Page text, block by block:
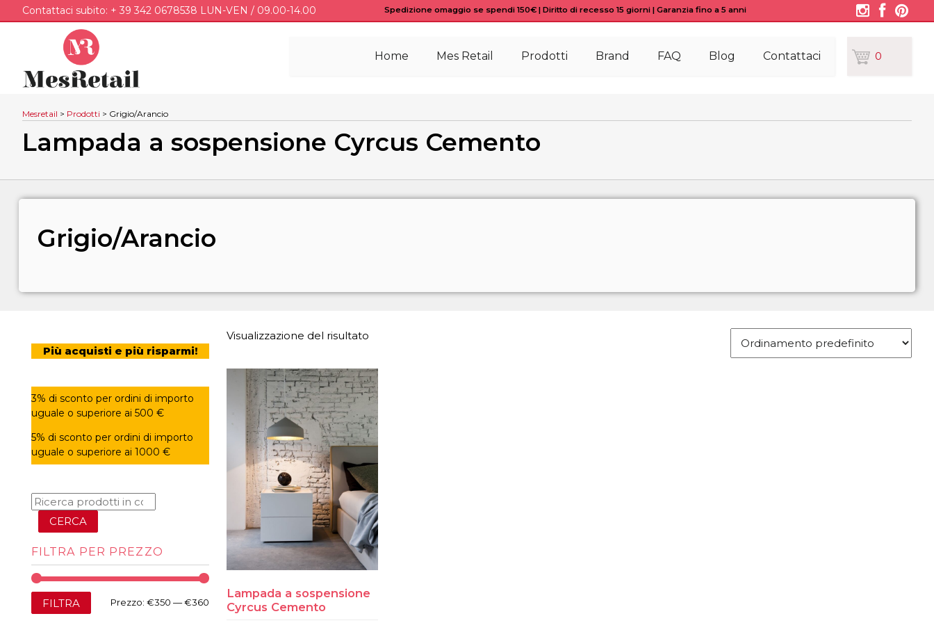
Contattaci subito: + 39 342 0678538 LUN-VEN / 09.00-14.00 Spedizione omaggio se spendi 150€ | Diritto di recesso 15 giorni | Garanzia fino a 5 anni
Home Mes Retail Prodotti Brand FAQ Blog Contattaci 0
Mesretail > Prodotti > Grigio/Arancio
Lampada a sospensione Cyrcus Cemento
Grigio/Arancio
Visualizzazione del risultato
Lampada a sospensione
Cyrcus Cemento
Più acquisti e più risparmi!
3% di sconto per ordini di importo
uguale o superiore ai 500 €
5% di sconto per ordini di importo
uguale o superiore ai 1000 €
CERCA
FILTRA PER PREZZO
Prezzo
Prezzo
FILTRA Prezzo: €350 —€360